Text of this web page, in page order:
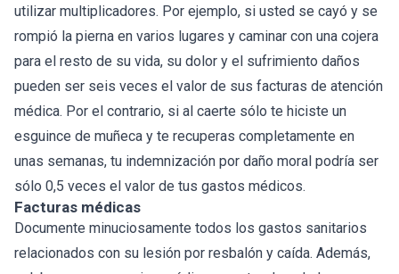
utilizar multiplicadores. Por ejemplo, si usted se cayó y se
rompió la pierna en varios lugares y caminar con una cojera
para el resto de su vida, su dolor y el sufrimiento daños
pueden ser seis veces el valor de sus facturas de atención
médica. Por el contrario, si al caerte sólo te hiciste un
esguince de muñeca y te recuperas completamente en
unas semanas, tu indemnización por daño moral podría ser
sólo 0,5 veces el valor de tus gastos médicos.
Facturas médicas
Documente minuciosamente todos los gastos sanitarios
relacionados con su lesión por resbalón y caída. Además,